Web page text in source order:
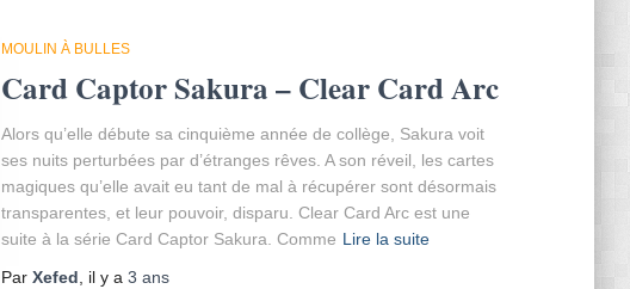
MOULIN À BULLES
Card Captor Sakura – Clear Card Arc
Alors qu’elle débute sa cinquième année de collège, Sakura voit
ses nuits perturbées par d’étranges rêves. A son réveil, les cartes
magiques qu’elle avait eu tant de mal à récupérer sont désormais
transparentes, et leur pouvoir, disparu. Clear Card Arc est une
suite à la série Card Captor Sakura. Comme Lire la suite
Par Xefed, il y a 3 ans